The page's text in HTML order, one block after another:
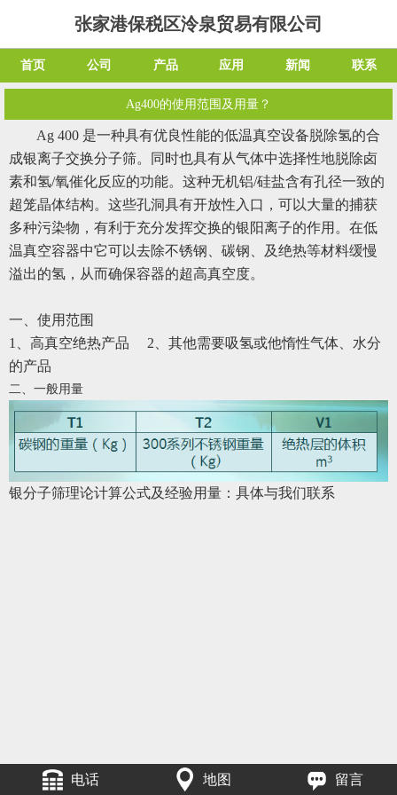
张家港保税区泠泉贸易有限公司
首页 公司 产品 应用 新闻 联系
Ag400的使用范围及用量？
Ag 400 是一种具有优良性能的低温真空设备脱除氢的合
成银离子交换分子筛。同时也具有从气体中选择性地脱除卤
素和氢/氧催化反应的功能。这种无机铝/硅盐含有孔径一致的
超笼晶体结构。这些孔洞具有开放性入口，可以大量的捕获
多种污染物，有利于充分发挥交换的银阳离子的作用。在低
温真空容器中它可以去除不锈钢、碳钢、及绝热等材料缓慢
溢出的氢，从而确保容器的超高真空度。
一、使用范围
1、高真空绝热产品 2、其他需要吸氢或他惰性气体、水分
的产品
二、一般用量
银分子筛理论计算公式及经验用量：具体与我们联系
电话 地图 留言